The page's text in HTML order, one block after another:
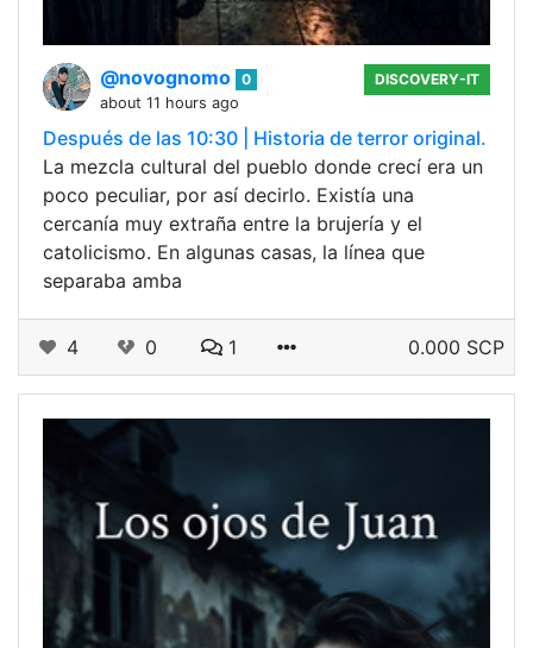
@novognomo 0
about 11 hours ago
DISCOVERY-IT
Después de las 10:30 | Historia de terror original.
La mezcla cultural del pueblo donde crecí era un
poco peculiar, por así decirlo. Existía una
cercanía muy extraña entre la brujería y el
catolicismo. En algunas casas, la línea que
separaba amba
4 0 1 0.000 SCP